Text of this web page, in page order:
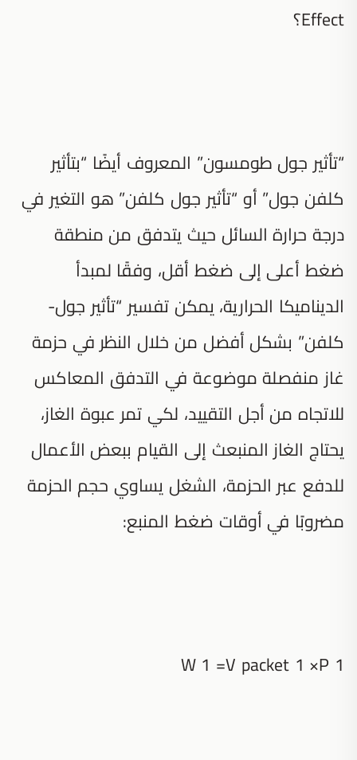
Effect؟
“تأثير جول طومسون” المعروف أيضًا “بتأثير
كلفن جول” أو “تأثير جول كلفن” هو التغير في
درجة حرارة السائل حيث يتدفق من منطقة
ضغط أعلى إلى ضغط أقل، وفقًا لمبدأ
الديناميكا الحرارية، يمكن تفسير “تأثير جول-
كلفن” بشكل أفضل من خلال النظر في حزمة
غاز منفصلة موضوعة في التدفق المعاكس
للاتجاه من أجل التقييد، لكي تمر عبوة الغاز،
يحتاج الغاز المنبعث إلى القيام ببعض الأعمال
للدفع عبر الحزمة، الشغل يساوي حجم الحزمة
مضروبًا في أوقات ضغط المنبع:
W 1 =V packet 1 ×P 1